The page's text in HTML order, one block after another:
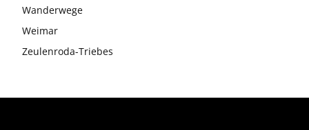
Wanderwege
Weimar
Zeulenroda-Triebes